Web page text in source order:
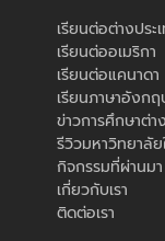
เรียนต่อต่างประ
เรียนต่ออเมริกา
เรียนต่อแคนาดา
เรียนภาษาอังก
ข่าวการศึกษาต่า
รีวิวมหาวิทยาลัย
กิจกรรมที่ผ่านมา
เกี่ยวกับเรา
ติดต่อเรา